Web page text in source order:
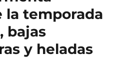
la temporada
bajas
y heladas